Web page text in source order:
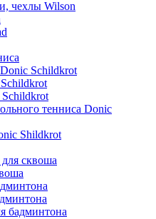
чехлы Wilson
Schildkrot
тенниса Donic
Shildkrot
сквоша
бадминтона